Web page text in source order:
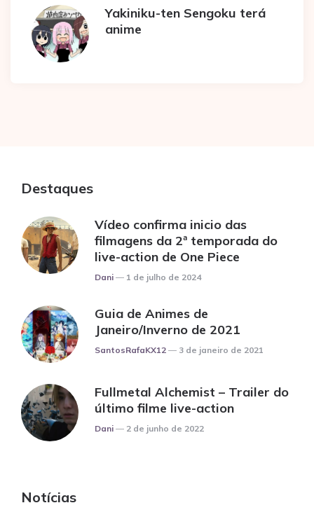
Yakiniku-ten Sengoku terá
anime
Destaques
Vídeo confirma inicio das
filmagens da 2ª temporada do
live-action de One Piece
Posted
Dani 1 de julho de 2024
Guia de Animes de
Janeiro/Inverno de 2021
Posted
SantosRafaKX12 3 de janeiro de 2021
Fullmetal Alchemist – Trailer do
último filme live-action
Posted
Dani 2 de junho de 2022
Notícias